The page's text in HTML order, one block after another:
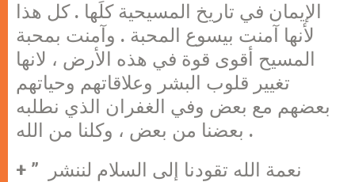
الإيمان في تاريخ المسيحية كلَها . كل هذا
لأنها آمنت بيسوع المحبة . وآمنت بمحبة
المسيح أقوى قوة في هذه الأرض ، لانها
تغيير قلوب البشر وعلاقاتهم وحياتهم
بعضهم مع بعض وفي الغفران الذي نطلبه
بعضنا من بعض ، وكلنا من الله .
+ ” نعمة الله تقودنا إلى السلام لننشر